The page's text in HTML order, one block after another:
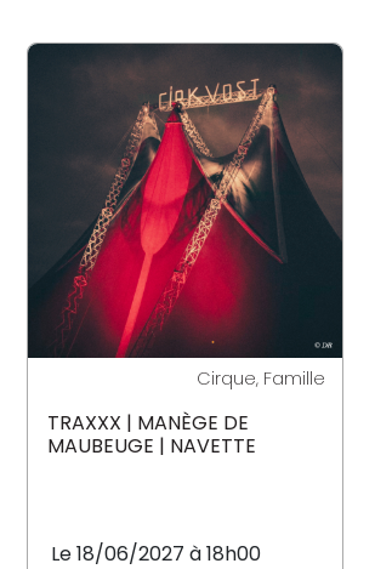
Cirque, Famille
TRAXXX | MANÈGE DE
MAUBEUGE | NAVETTE
Le 18/06/2027 à 18h00